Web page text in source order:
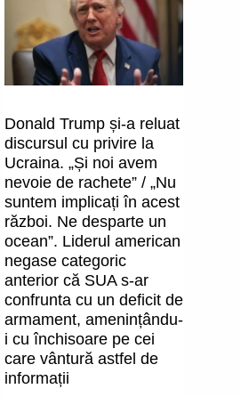
Donald Trump și-a reluat
discursul cu privire la
Ucraina. „Și noi avem
nevoie de rachete” / „Nu
suntem implicați în acest
război. Ne desparte un
ocean”. Liderul american
negase categoric
anterior că SUA s-ar
confrunta cu un deficit de
armament, amenințându-
i cu închisoare pe cei
care vântură astfel de
informații